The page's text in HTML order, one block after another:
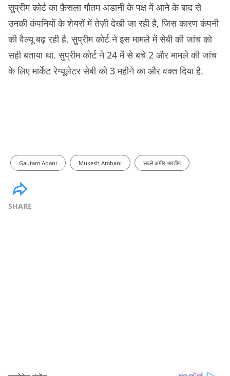
सुप्रीम कोर्ट का फ़ैसला गौतम अडानी के पक्ष में आने के बाद से
उनकी कंपनियों के शेयरों में तेज़ी देखी जा रही है, जिस कारण कंपनी
की वैल्‍यू बढ़ रही है. सुप्रीम कोर्ट ने इस मामले में सेबी की जांच को
सही बताया था. सुप्रीम कोर्ट ने 24 में से बचे 2 और मामले की जांच
के लिए मार्केट रेग्‍यूलेटर सेबी को 3 महीने का और वक्‍त दिया है.
Gautam Adani Mukesh Ambani सबसे अमीर भारतीय
SHARE